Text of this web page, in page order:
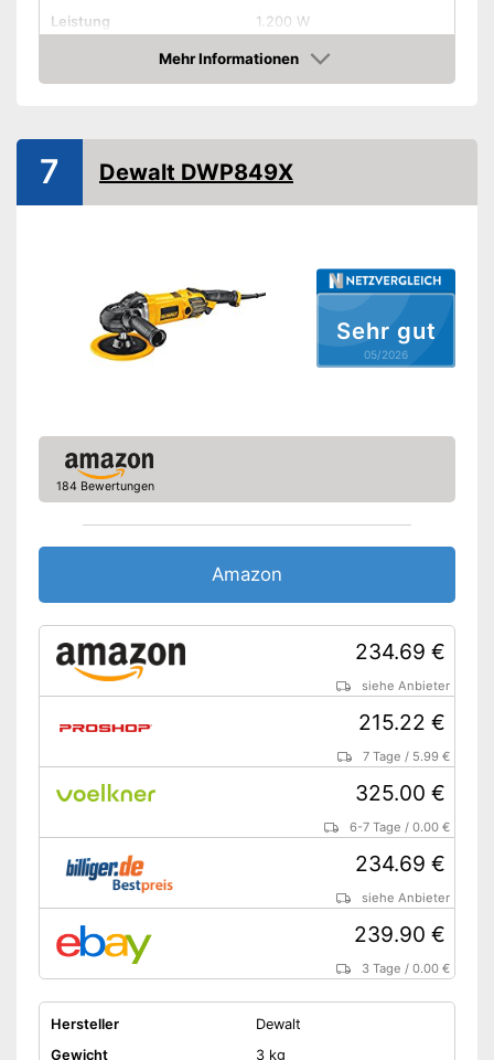
Leistung
1.200 W
Gummischleifteller
180 mm
Ergonomischer Griff
Softgrip
Schleifteller inklusive
Kabellos
Nachteile
Kein Softgrip
siehe Anbieter
Mehr Informationen
Amazon
Sehr gut
05/2026
7 Dewalt DWP849X
184 Bewertungen
Amazon
234.69 €
siehe Anbieter
215.22 €
7 Tage / 5.99 €
325.00 €
6-7 Tage /0.00 €
234.69 €
siehe Anbieter
239.90 €
3 Tage /0.00 €
Hersteller
Dewalt
Gewicht
3 kg